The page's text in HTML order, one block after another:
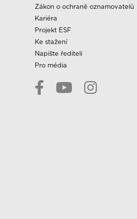
Zákon o ochraně oznamovatelů
Kariéra
Projekt ESF
Ke stažení
Napište řediteli
Pro média